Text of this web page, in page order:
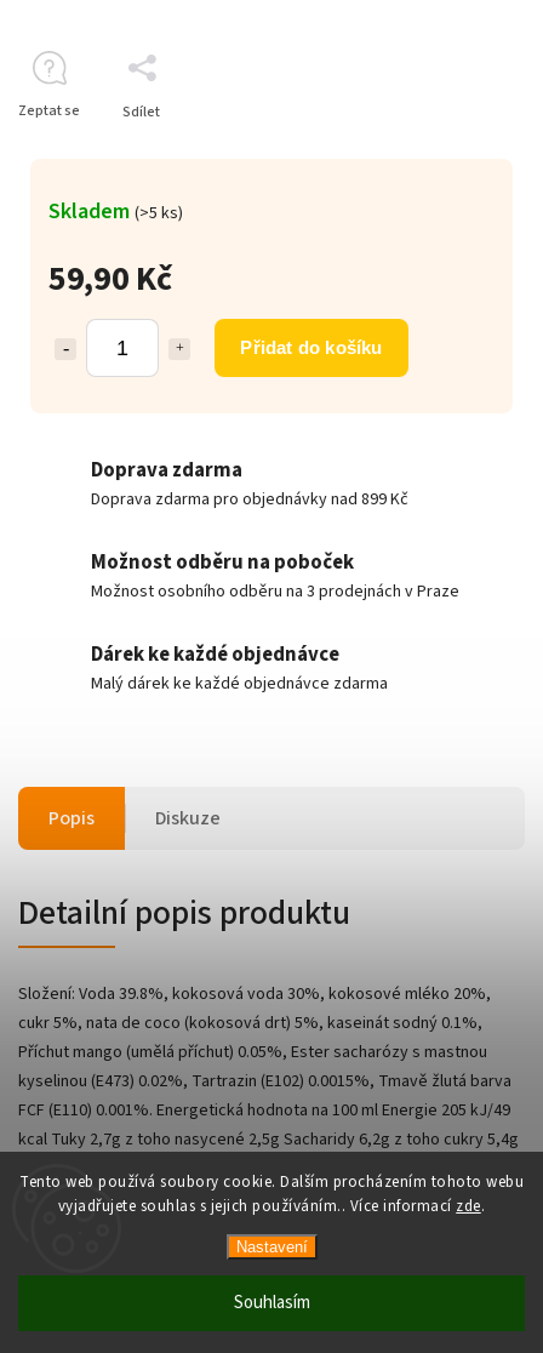
Tento web používá soubory cookie. Dalším procházením tohoto webu
vyjadřujete souhlas s jejich používáním.. Více informací zde.
Nastavení
Souhlasím
59,90 Kč
Přidat do košíku
Skladem (>5 ks)
Zeptat se Sdílet
Doprava zdarma
Doprava zdarma pro objednávky nad 899 Kč
Možnost odběru na poboček
Možnost osobního odběru na 3 prodejnách v Praze
Dárek ke každé objednávce
Malý dárek ke každé objednávce zdarma
Popis Diskuze
Detailní popis produktu
Složení: Voda 39.8%, kokosová voda 30%, kokosové mléko 20%,
cukr 5%, nata de coco (kokosová drt) 5%, kaseinát sodný 0.1%,
Příchut mango (umělá příchut) 0.05%, Ester sacharózy s mastnou
kyselinou (E473) 0.02%, Tartrazin (E102) 0.0015%, Tmavě žlutá barva
FCF (E110) 0.001%. Energetická hodnota na 100 ml Energie 205 kJ/49
kcal Tuky 2,7g z toho nasycené 2,5g Sacharidy 6,2g z toho cukry 5,4g
Bílkoviny 0g Sůl 0g
AsianShop
VytvořilShoptet | Design